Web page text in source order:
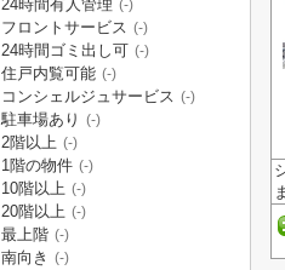
24時間有人管理 (-)
フロントサービス (-)
24時間ゴミ出し可 (-)
住戸内覧可能 (-)
コンシェルジュサービス (-)
駐車場あり (-)
2階以上 (-)
1階の物件 (-)
10階以上 (-)
20階以上 (-)
最上階 (-)
南向き (-)